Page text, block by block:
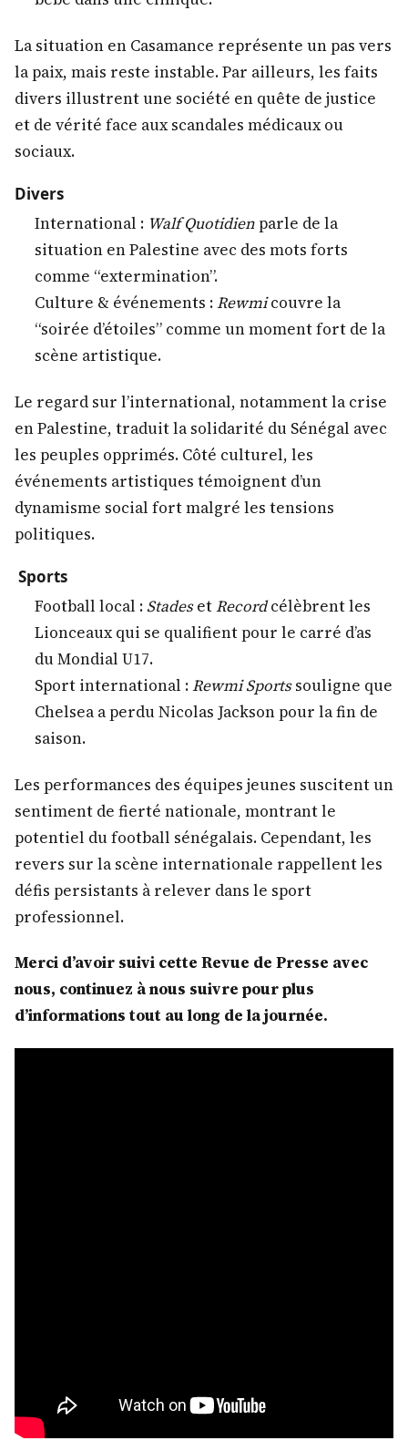
La situation en Casamance représente un pas vers
la paix, mais reste instable. Par ailleurs, les faits
divers illustrent une société en quête de justice
et de vérité face aux scandales médicaux ou
sociaux.
Divers
International : Walf Quotidienparle de la
situation en Palestine avec des mots forts
comme “extermination”.
Culture & événements :Rewmicouvre la
“soirée d’étoiles” comme un moment fort de la
scène artistique.
Le regard sur l’international, notamment la crise
en Palestine, traduit la solidarité du Sénégal avec
les peuples opprimés. Côté culturel, les
événements artistiques témoignent d’un
dynamisme social fort malgré les tensions
politiques.
Sports
Football local : StadesetRecordcélèbrent les
Lionceaux qui se qualifient pour le carré d’as
du Mondial U17.
Sport international :Rewmi Sportssouligne que
Chelsea a perdu Nicolas Jackson pour la fin de
saison.
Les performances des équipes jeunes suscitent un
sentiment de fierté nationale, montrant le
potentiel du football sénégalais. Cependant, les
revers sur la scène internationale rappellent les
défis persistants à relever dans le sport
professionnel.
Merci d’avoir suivi cette Revue de Presse avec
nous, continuez à nous suivre pour plus
d’informations tout au long de la journée.